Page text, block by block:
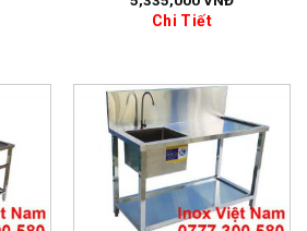
Chi Tiết